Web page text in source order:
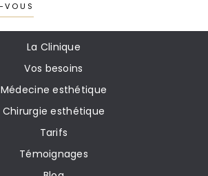
VOUS
La Clinique
Vos besoins
Médecine esthétique
Chirurgie esthétique
Tarifs
Témoignages